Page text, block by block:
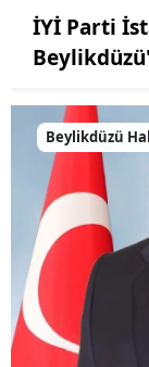
İYİ Parti
Beylikdüzü